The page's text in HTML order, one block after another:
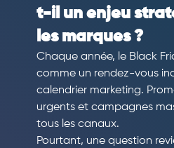
t-il un enjeu
les marques ?
Chaque année, le Black
comme un rendez-vous
calendrier marketing.
urgents et campagnes
tous les canaux.
Pourtant, une question